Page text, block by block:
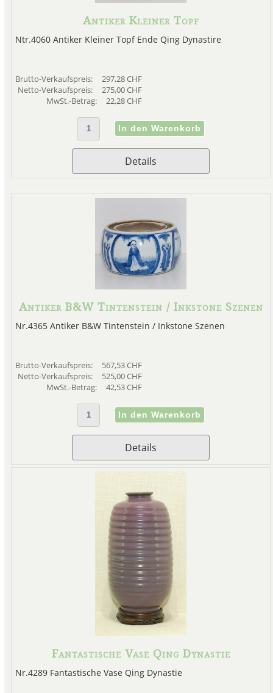
Antiker Kleiner Topf
Ntr.4060 Antiker Kleiner Topf Ende Qing Dynastire
Brutto-Verkaufspreis:
297,28 CHF
Netto-Verkaufspreis:
275,00 CHF
MwSt.-Betrag:
22,28 CHF
Details
Antiker B&W Tintenstein / Inkstone Szenen
Nr.4365 Antiker B&W Tintenstein / Inkstone Szenen
Brutto-Verkaufspreis:
567,53 CHF
Netto-Verkaufspreis:
525,00 CHF
MwSt.-Betrag:
42,53 CHF
Details
Fantastische Vase Qing Dynastie
Nr.4289 Fantastische Vase Qing Dynastie